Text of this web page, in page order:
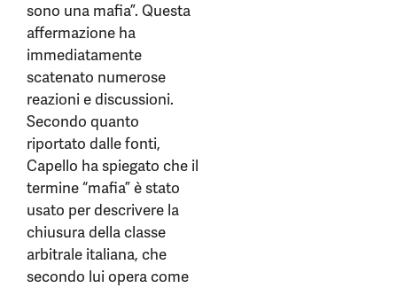
sono una mafia”. Questa
affermazione ha
immediatamente
scatenato numerose
reazioni e discussioni.
Secondo quanto
riportato dalle fonti,
Capello ha spiegato che il
termine “mafia” è stato
usato per descrivere la
chiusura della classe
arbitrale italiana, che
secondo lui opera come